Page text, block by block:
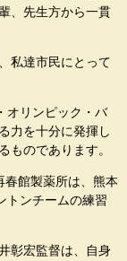
、先生方から一貫
私達市民にとって
オリンピック・バ
力を十分に発揮し
ものであります。
館製薬所は、熊本
トンチームの練習
彰宏監督は、自身